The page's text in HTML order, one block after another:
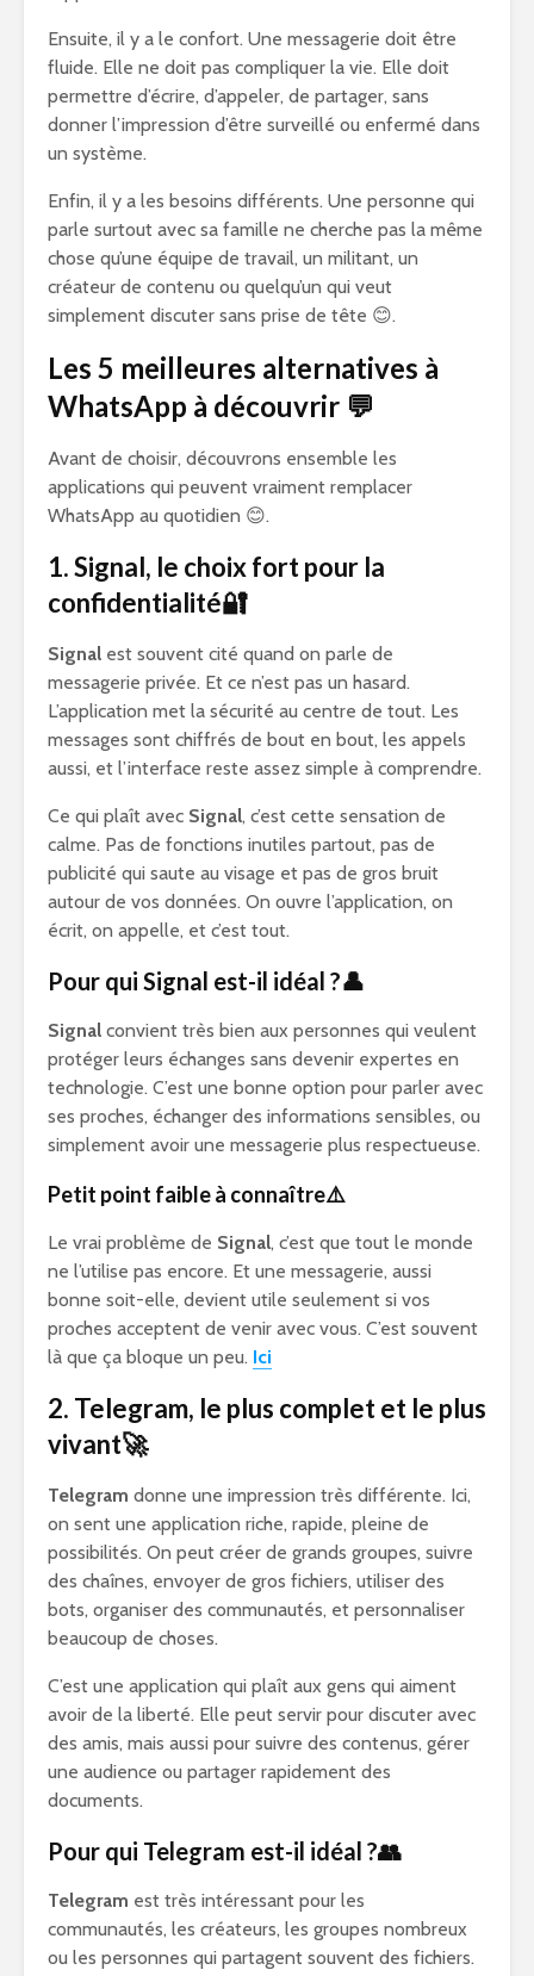
Ensuite, il y a le confort. Une messagerie doit être
fluide. Elle ne doit pas compliquer la vie. Elle doit
permettre d’écrire, d’appeler, de partager, sans
donner l’impression d’être surveillé ou enfermé dans
un système.
Enfin, il y a les besoins différents. Une personne qui
parle surtout avec sa famille ne cherche pas la même
chose qu’une équipe de travail, un militant, un
créateur de contenu ou quelqu’un qui veut
simplement discuter sans prise de tête 😊.
Les 5 meilleures alternatives à
WhatsApp à découvrir 💬
Avant de choisir, découvrons ensemble les
applications qui peuvent vraiment remplacer
WhatsApp au quotidien 😊.
1. Signal, le choix fort pour la
confidentialité🔐
Signal est souvent cité quand on parle de
messagerie privée. Et ce n’est pas un hasard.
L’application met la sécurité au centre de tout. Les
messages sont chiffrés de bout en bout, les appels
aussi, et l’interface reste assez simple à comprendre.
Ce qui plaît avec Signal, c’est cette sensation de
calme. Pas de fonctions inutiles partout, pas de
publicité qui saute au visage et pas de gros bruit
autour de vos données. On ouvre l’application, on
écrit, on appelle, et c’est tout.
Pour qui Signal est-il idéal ?👤
Signal convient très bien aux personnes qui veulent
protéger leurs échanges sans devenir expertes en
technologie. C’est une bonne option pour parler avec
ses proches, échanger des informations sensibles, ou
simplement avoir une messagerie plus respectueuse.
Petit point faible à connaître⚠️
Le vrai problème de Signal, c’est que tout le monde
ne l’utilise pas encore. Et une messagerie, aussi
bonne soit-elle, devient utile seulement si vos
proches acceptent de venir avec vous. C’est souvent
là que ça bloque un peu. Ici
2. Telegram, le plus complet et le plus
vivant🚀
Telegram donne une impression très différente. Ici,
on sent une application riche, rapide, pleine de
possibilités. On peut créer de grands groupes, suivre
des chaînes, envoyer de gros fichiers, utiliser des
bots, organiser des communautés, et personnaliser
beaucoup de choses.
C’est une application qui plaît aux gens qui aiment
avoir de la liberté. Elle peut servir pour discuter avec
des amis, mais aussi pour suivre des contenus, gérer
une audience ou partager rapidement des
documents.
Pour qui Telegram est-il idéal ?👥
Telegram est très intéressant pour les
communautés, les créateurs, les groupes nombreux
ou les personnes qui partagent souvent des fichiers.